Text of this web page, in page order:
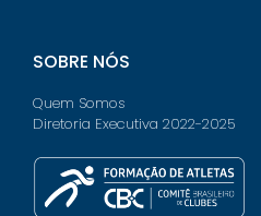
SOBRE NÓS
Quem Somos
Diretoria Executiva 2022-2025